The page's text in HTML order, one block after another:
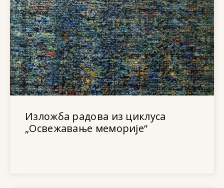
Изложба радова из циклуса
„Освежавање меморије“